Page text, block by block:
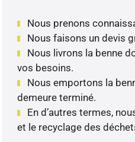
Nous prenons
Nous faisons un devis
Nous livrons la benne
vos besoins.
Nous emportons la
demeure terminé.
En d’autres termes,
et le recyclage des